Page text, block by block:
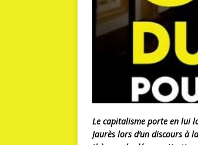
Le capitalisme porte en lui
Jaurès lors d’un discours à